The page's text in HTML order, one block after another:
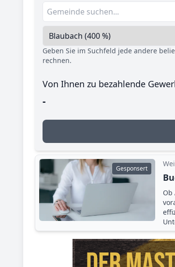
Geben Sie im Suchfeld jede andere
rechnen.
Von Ihnen zu bezahlende
-
Gesponsert
Ob